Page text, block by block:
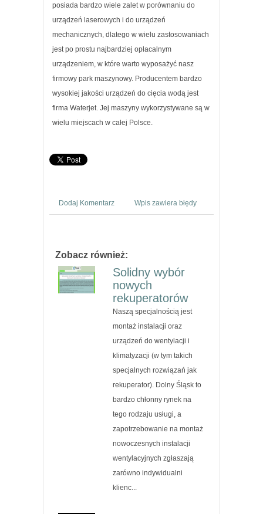
posiada bardzo wiele zalet w porównaniu do
urządzeń laserowych i do urządzeń
mechanicznych, dlatego w wielu zastosowaniach
jest po prostu najbardziej opłacalnym
urządzeniem, w które warto wyposażyć nasz
firmowy park maszynowy. Producentem bardzo
wysokiej jakości urządzeń do cięcia wodą jest
firma Waterjet. Jej maszyny wykorzystywane są w
wielu miejscach w całej Polsce.
Dodaj Komentarz Wpis zawiera błędy
Zobacz również:
Solidny wybór
nowych
rekuperatorów
Naszą specjalnością jest
montaż instalacji oraz
urządzeń do wentylacji i
klimatyzacji (w tym takich
specjalnych rozwiązań jak
rekuperator). Dolny Śląsk to
bardzo chłonny rynek na
tego rodzaju usługi, a
zapotrzebowanie na montaż
nowoczesnych instalacji
wentylacyjnych zgłaszają
zarówno indywidualni
klienc...